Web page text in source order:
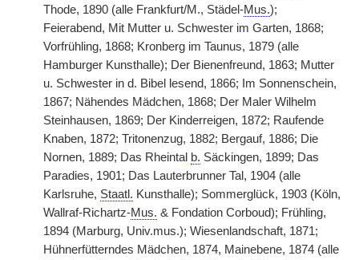
Thode, 1890 (alle Frankfurt/M., Städel-Mus.);
Feierabend, Mit Mutter u. Schwester im Garten, 1868;
Vorfrühling, 1868; Kronberg im Taunus, 1879 (alle
Hamburger Kunsthalle); Der Bienenfreund, 1863; Mutter
u. Schwester in d. Bibel lesend, 1866; Im Sonnenschein,
1867; Nähendes Mädchen, 1868; Der Maler Wilhelm
Steinhausen, 1869; Der Kinderreigen, 1872; Raufende
Knaben, 1872; Tritonenzug, 1882; Bergauf, 1886; Die
Nornen, 1889; Das Rheintal b. Säckingen, 1899; Das
Paradies, 1901; Das Lauterbrunner Tal, 1904 (alle
Karlsruhe, Staatl. Kunsthalle); Sommerglück, 1903 (Köln,
Wallraf-Richartz-Mus. & Fondation Corboud); Frühling,
1894 (Marburg, Univ.mus.); Wiesenlandschaft, 1871;
Hühnerfütterndes Mädchen, 1874, Mainebene, 1874 (alle